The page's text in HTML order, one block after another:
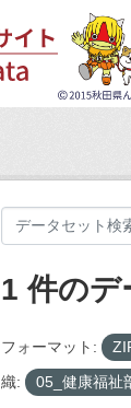
1 件のデ
フォーマット:
織:
05_健康福祉